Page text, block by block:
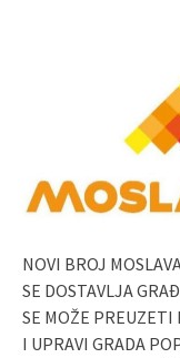
NOVI BROJ
SE DOSTAVLJA
SE MOŽE
I UPRAVI GRADA